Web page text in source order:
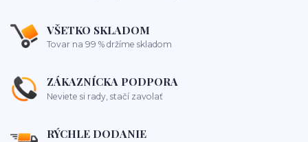
VŠETKO SKLADOM
Tovar na 99 % držíme skladom
ZÁKAZNÍCKA PODPORA
Neviete si rady, stačí zavolať
RÝCHLE DODANIE